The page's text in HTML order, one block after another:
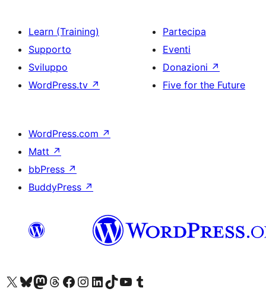
Learn (Training)
Supporto
Sviluppo
WordPress.tv ↗
Partecipa
Eventi
Donazioni ↗
Five for the Future
WordPress.com ↗
Matt ↗
bbPress ↗
BuddyPress ↗
Visita il nostro account X (ex Twitter)
Visita il nostro account Bluesky
Visita il nostro account Mastodon
Visita il nostro account Threads
Visita la nostra pagina Facebook
Visita il nostro account Instagram
Visita il nostro account LinkedIn
Visita il nostro account TikTok
Visita il nostro canale YouTube
Visita il nostro account Tumblr